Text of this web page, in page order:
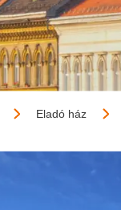
Eladó ház